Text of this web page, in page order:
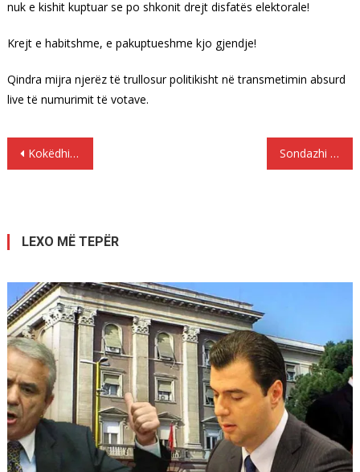
nuk e kishit kuptuar se po shkonit drejt disfatës elektorale!
Krejt e habitshme, e pakuptueshme kjo gjendje!
Qindra mijra njerëz të trullosur politikisht në transmetimin absurd
live të numurimit të votave.
Lëvizje
Kokëdhima: Raporti i OSBE-ODIHR do të harrohet shpejt! Sondazhi : Shkon në 40% partia e Merkelit
LEXO MË TEPËR